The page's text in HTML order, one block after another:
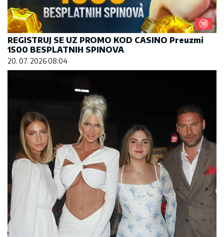
REGISTRUJ SE UZ PROMO KOD CASINO Preuzmi
1500 BESPLATNIH SPINOVA
20. 07. 2026 08:04